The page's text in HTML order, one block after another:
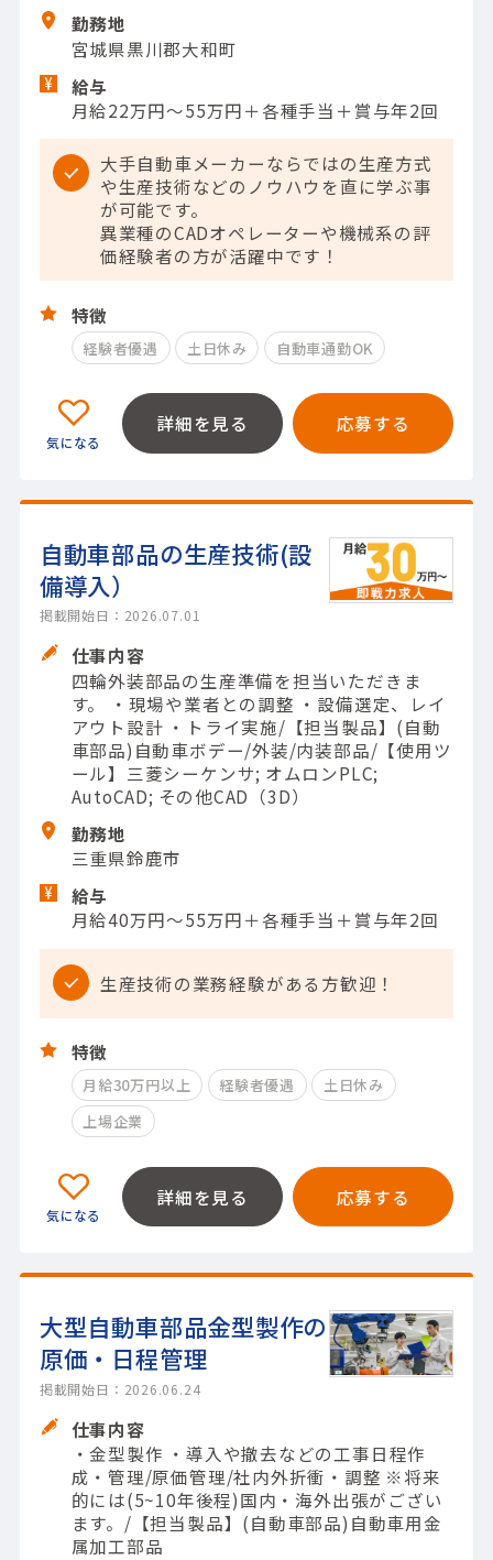
勤務地
宮城県黒川郡大和町
給与
月給22万円～55万円＋各種手当＋賞与年2回
大手自動車メーカーならではの生産方式
や生産技術などのノウハウを直に学ぶ事
が可能です。
異業種のCADオペレーターや機械系の評
価経験者の方が活躍中です！
特徴
経験者優遇 土日休み 自動車通勤OK
詳細を見る 応募する
自動車部品の生産技術(設
備導入）
掲載開始日：2026.07.01
仕事内容
四輪外装部品の生産準備を担当いただきま
す。 ・現場や業者との調整 ・設備選定、レイ
アウト設計 ・トライ実施/【担当製品】(自動
車部品)自動車ボデー/外装/内装部品/【使用ツ
ール】三菱シーケンサ; オムロンPLC;
AutoCAD; その他CAD（3D）
勤務地
三重県鈴鹿市
給与
月給40万円～55万円＋各種手当＋賞与年2回
生産技術の業務経験がある方歓迎！
特徴
月給30万円以上 経験者優遇
土日休み
上場企業
詳細を見る 応募する
大型自動車部品金型製作の
原価・日程管理
掲載開始日：2026.06.24
仕事内容
・金型製作 ・導入や撤去などの工事日程作
成・管理/原価管理/社内外折衝・調整 ※将来
的には(5~10年後程)国内・海外出張がござい
ます。/【担当製品】(自動車部品)自動車用金
属加工部品